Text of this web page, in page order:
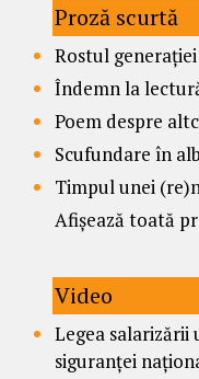
Proză scurtă
Rostul
Îndemn la
Poem despre
Scufundare în
Timpul unei
Afișează toată
Video
Legea salarizării
siguranței